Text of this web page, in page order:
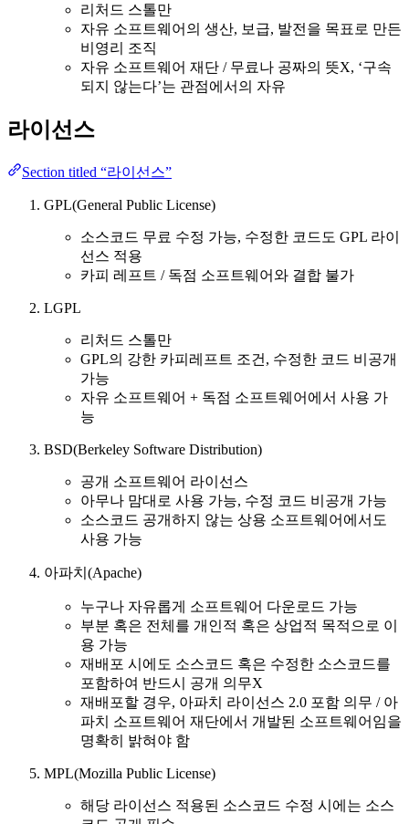
리처드 스톨만
자유 소프트웨어의 생산, 보급, 발전을 목표로 만든
비영리 조직
자유 소프트웨어 재단 / 무료나 공짜의 뜻X, ‘구속
되지 않는다’는 관점에서의 자유
라이선스
Section titled “라이선스”
GPL(General Public License)
소스코드 무료 수정 가능, 수정한 코드도 GPL 라이
선스 적용
카피 레프트 / 독점 소프트웨어와 결합 불가
LGPL
리처드 스톨만
GPL의 강한 카피레프트 조건, 수정한 코드 비공개
가능
자유 소프트웨어 + 독점 소프트웨어에서 사용 가
능
BSD(Berkeley Software Distribution)
공개 소프트웨어 라이선스
아무나 맘대로 사용 가능, 수정 코드 비공개 가능
소스코드 공개하지 않는 상용 소프트웨어에서도
사용 가능
아파치(Apache)
누구나 자유롭게 소프트웨어 다운로드 가능
부분 혹은 전체를 개인적 혹은 상업적 목적으로 이
용 가능
재배포 시에도 소스코드 혹은 수정한 소스코드를
포함하여 반드시 공개 의무X
재배포할 경우, 아파치 라이선스 2.0 포함 의무 / 아
파치 소프트웨어 재단에서 개발된 소프트웨어임을
명확히 밝혀야 함
MPL(Mozilla Public License)
해당 라이선스 적용된 소스코드 수정 시에는 소스